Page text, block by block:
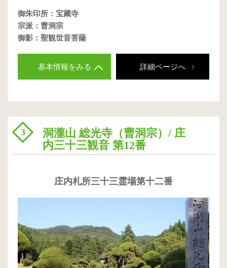
御朱印所：宝藏寺
宗派：曹洞宗
御影：聖観世音菩薩
基本情報をみる 詳細ページへ
3
洞瀧山 総光寺（曹洞宗）/ 庄
内三十三観音 第12番
庄内札所三十三霊場第十二番